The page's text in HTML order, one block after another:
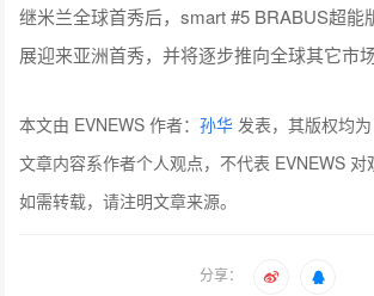
继米兰全球首秀后，smart #5 BRABUS超能
展迎来亚洲首秀，并将逐步推向全球其它市
本文由 EVNEWS 作者：孙华 发表，其版权均为
文章内容系作者个人观点，不代表 EVNEWS 对
如需转载，请注明文章来源。
分享：